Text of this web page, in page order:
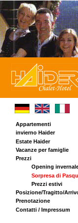
Appartementi
Tour
invierno Haider
Carta panoramica
Chalet Haider
Estate Haider
Vacanze per famiglie
Prezzi
Opening
Sorpresa di
Prezzi estivi
Posizione/Tragitto/
Tragitto
Prenotazione
Contatti / Impressum